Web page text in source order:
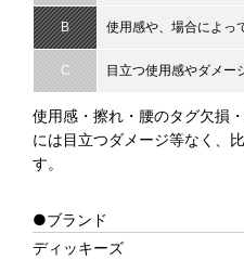
B 使用感や、場合によっ
C 目立つ使用感やダメー
使用感・擦れ・腰のタグ欠損
には目立つダメージ等なく、
す。
●ブランド
ディッキーズ